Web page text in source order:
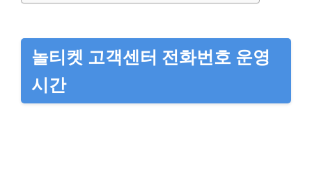
놀티켓 고객센터 전화번호 운영
시간